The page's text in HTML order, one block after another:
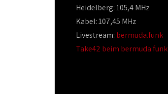
Heidelberg: 105,4 MHz
Kabel: 107,45 MHz
Livestream: bermuda.funk
Take42 beim bermuda.funk